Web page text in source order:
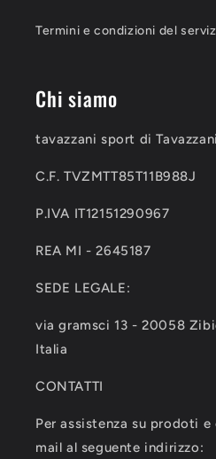
Termini e condizioni del
Chi siamo
tavazzani sport di
C.F. TVZMTT85T11B988J
P.IVA IT12151290967
REA MI - 2645187
SEDE LEGALE:
via gramsci 13 - 20058
Italia
CONTATTI
Per assistenza su prodoti
mail al seguente indirizzo: